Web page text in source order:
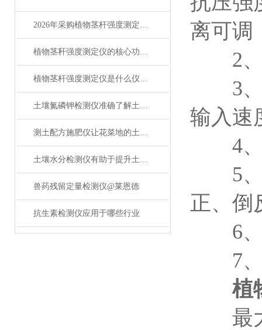
2026年采购植物茎杆强度测定仪前必看的7项选型检查清单
植物茎秆强度测定仪的核心功能与应用
植物茎杆强度测定仪是什么仪器？
土壤氮磷钾检测仪准确了解土壤的养分状况
测土配方施肥仪让花菜地的土壤养分更适合生长
土壤水分检测仪有助于提升土壤管理效率以及优化施肥策略
兽药残留定量检测仪@莱恩德
抗生素检测仪应用于哪些行业
离可调
2、
3、
输入速
4、
5、
正、倒
6、
7、
植
最大